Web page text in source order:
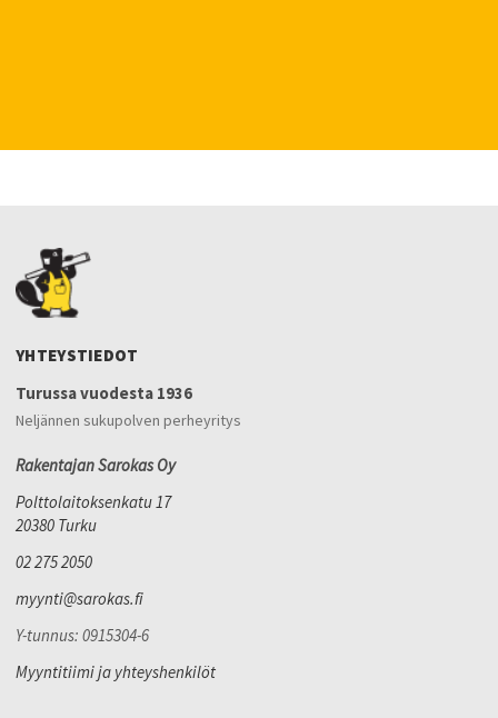
YHTEYSTIEDOT
Turussa vuodesta 1936
Neljännen sukupolven perheyritys
Rakentajan Sarokas Oy
Polttolaitoksenkatu 17
20380 Turku
02 275 2050
myynti@sarokas.fi
Y-tunnus: 0915304-6
Myyntitiimi ja yhteyshenkilöt